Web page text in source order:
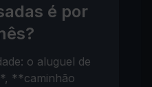
é por
o aluguel de
**caminhão